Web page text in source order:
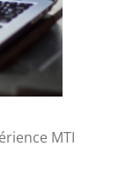
MTI